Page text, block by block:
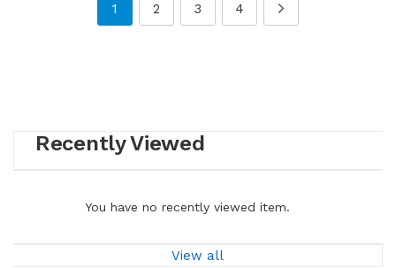
1 2 3 4
Recently Viewed
You have no recently viewed item.
View all